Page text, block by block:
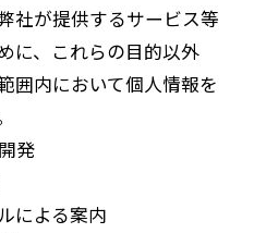
社が提供するサービス等
に、これらの目的以外
囲内において個人情報を
発
による案内